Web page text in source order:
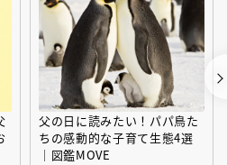
父の日に読みたい！パパ鳥た
ちの感動的な子育て生態4選
｜図鑑MOVE